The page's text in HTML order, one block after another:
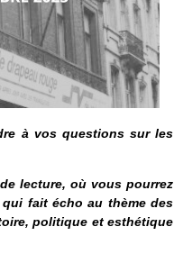
à vos questions sur les
lecture, où vous pourrez
fait écho au thème des
politique et esthétique